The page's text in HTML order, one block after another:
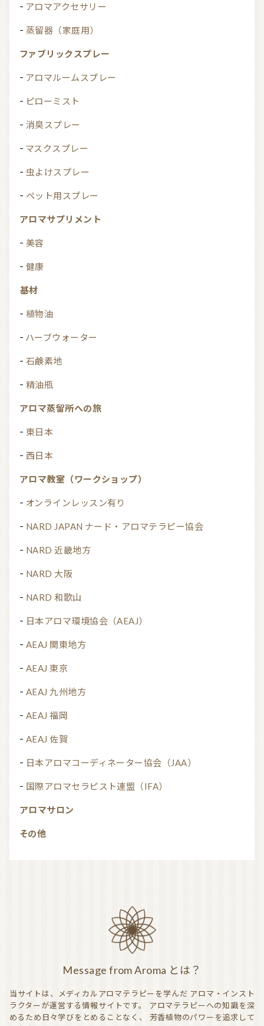
アロマアクセサリー
蒸留器（家庭用）
ファブリックスプレー
アロマルームスプレー
ピローミスト
消臭スプレー
マスクスプレー
虫よけスプレー
ペット用スプレー
アロマサプリメント
美容
健康
基材
植物油
ハーブウォーター
石鹸素地
精油瓶
アロマ蒸留所への旅
東日本
西日本
アロマ教室（ワークショップ）
オンラインレッスン有り
NARD JAPAN ナード・アロマテラピー協会
NARD 近畿地方
NARD 大阪
NARD 和歌山
日本アロマ環境協会（AEAJ）
AEAJ 関東地方
AEAJ 東京
AEAJ 九州地方
AEAJ 福岡
AEAJ 佐賀
日本アロマコーディネーター協会（JAA）
国際アロマセラピスト連盟（IFA）
アロマサロン
その他
Message from Aroma とは？
当サイトは、メディカルアロマテラピーを学んだ アロマ・インスト
ラクターが運営する情報サイトです。
アロマテラピーへの知識を深
めるため日々学びをとめることなく、
芳香植物のパワーを追求して